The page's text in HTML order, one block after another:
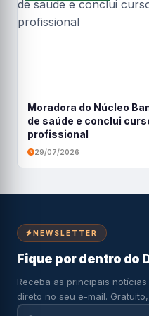
Moradora do Núcleo
de saúde e conclui
profissional
29/07/2026
NEWSLETTER
Fique por dentro do
Receba as principais notícias
direto no seu e-mail.